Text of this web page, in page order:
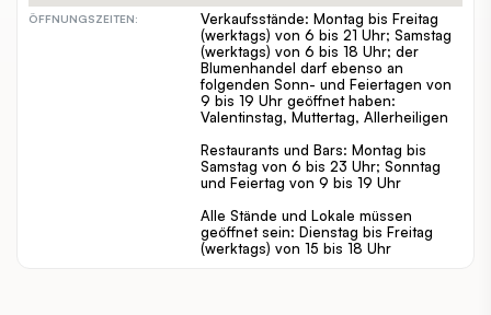
ÖFFNUNGSZEITEN:
Verkaufsstände: Montag bis Freitag
(werktags) von 6 bis 21 Uhr; Samstag
(werktags) von 6 bis 18 Uhr; der
Blumenhandel darf ebenso an
folgenden Sonn- und Feiertagen von
9 bis 19 Uhr geöffnet haben:
Valentinstag, Muttertag, Allerheiligen
Restaurants und Bars: Montag bis
Samstag von 6 bis 23 Uhr; Sonntag
und Feiertag von 9 bis 19 Uhr
Alle Stände und Lokale müssen
geöffnet sein: Dienstag bis Freitag
(werktags) von 15 bis 18 Uhr